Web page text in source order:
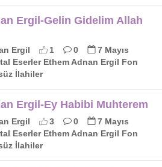
Ergil-Gelin Gidelim Allah
Ergil 1 0
7 Mayıs
Eserler Ethem Adnan Ergil Fon
İlahiler
Ergil-Ey Habibi Muhterem
Ergil 3 0
7 Mayıs
Eserler Ethem Adnan Ergil Fon
İlahiler